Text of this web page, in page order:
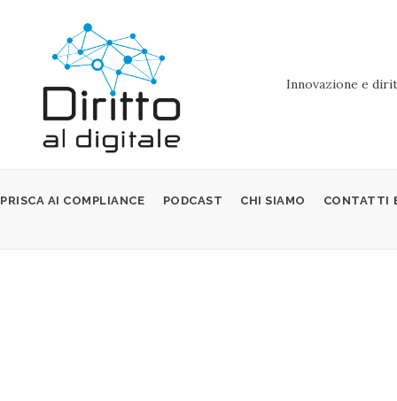
Innovazione e
PRISCA AI COMPLIANCE PODCAST CHI SIAMO CONTATTI